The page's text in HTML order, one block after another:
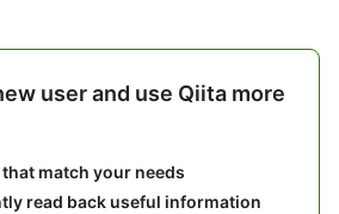
user and use Qiita more
match your needs
read back useful information